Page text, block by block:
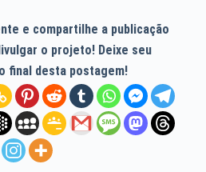
e compartilhe a publicação
o projeto! Deixe seu
final desta postagem!